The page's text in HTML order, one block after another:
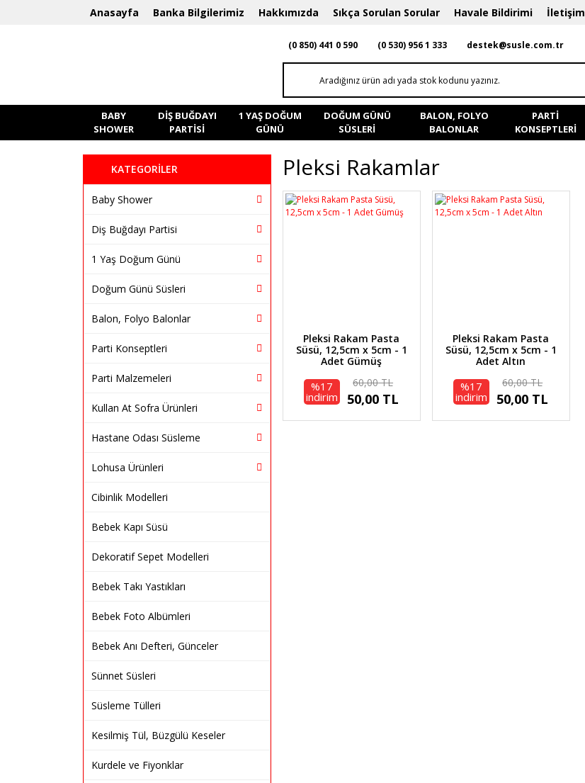
Anasayfa Banka Bilgilerimiz Hakkımızda Sıkça Sorulan Sorular Havale Bildirimi İletişim
(0 850) 441 0 590 (0 530) 956 1 333 destek@susle.com.tr
BABY
SHOWER
DIŞ BUĞDAYI
PARTISI
1 YAŞ DOĞUM
GÜNÜ
DOĞUM GÜNÜ
SÜSLERI
BALON, FOLYO
BALONLAR
PARTI
KONSEPTLERI
KATEGORİLER
Baby Shower
Diş Buğdayı Partisi
1 Yaş Doğum Günü
Doğum Günü Süsleri
Balon, Folyo Balonlar
Parti Konseptleri
Parti Malzemeleri
Kullan At Sofra Ürünleri
Hastane Odası Süsleme
Lohusa Ürünleri
Cibinlik Modelleri
Bebek Kapı Süsü
Dekoratif Sepet Modelleri
Bebek Takı Yastıkları
Bebek Foto Albümleri
Bebek Anı Defteri, Günceler
Sünnet Süsleri
Süsleme Tülleri
Kesilmiş Tül, Büzgülü Keseler
Kurdele ve Fiyonklar
Pleksi Rakamlar
Pleksi Rakam Pasta
Süsü, 12,5cm x 5cm - 1
Adet Gümüş
%17
indirim
60,00 TL
50,00 TL
Pleksi Rakam Pasta
Süsü, 12,5cm x 5cm - 1
Adet Altın
%17
indirim
60,00 TL
50,00 TL